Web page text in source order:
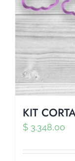
KIT
$ 3.348,00